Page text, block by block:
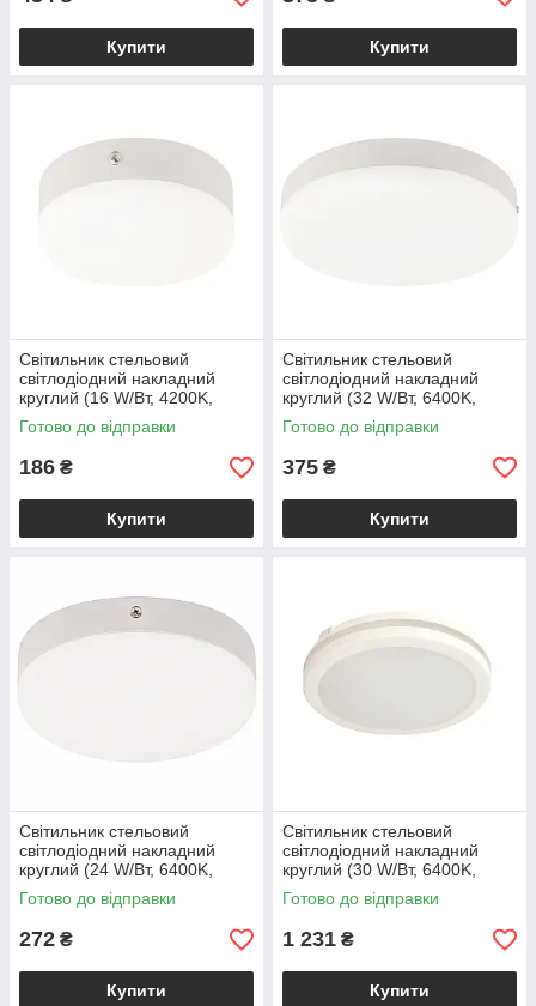
Купити Купити
Світильник стельовий
світлодіодний накладний
круглий (16 W/Вт, 4200K,
1520 lm, IP20, білий) CARLA-
16
Готово до відправки
186 ₴
Купити
Світильник стельовий
світлодіодний накладний
круглий (32 W/Вт, 6400K,
3040 lm, IP20, білий) CARLA-
32
Готово до відправки
375 ₴
Купити
Світильник стельовий
світлодіодний накладний
круглий (24 W/Вт, 6400K,
2280 lm, IP20, білий) CARLA-
24
Готово до відправки
272 ₴
Купити
Світильник стельовий
світлодіодний накладний
круглий (30 W/Вт, 6400K,
2700 lm, IP65, білий)
SCARLETT-30
Готово до відправки
1 231 ₴
Купити